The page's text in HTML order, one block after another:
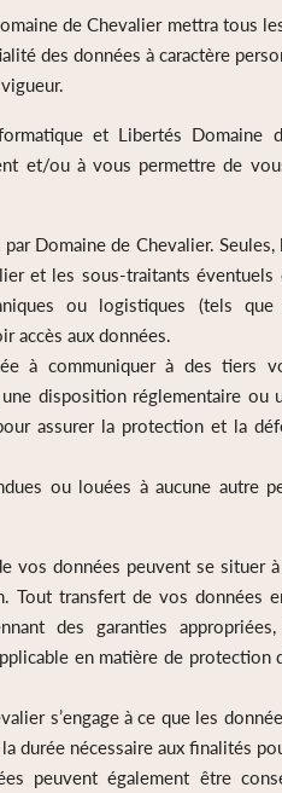
de Chevalier mettra tous
des données à caractère
et Libertés Domaine
et/ou à vous permettre de
Domaine de Chevalier. Seules,
et les sous-traitants éventuels
ou logistiques (tels que
accès aux données.
à communiquer à des tiers
disposition réglementaire ou
assurer la protection et la
ou louées à aucune autre
vos données peuvent se situer à
Tout transfert de vos données
des garanties
en matière de protection
s’engage à ce que les
durée nécessaire aux finalités
peuvent également être